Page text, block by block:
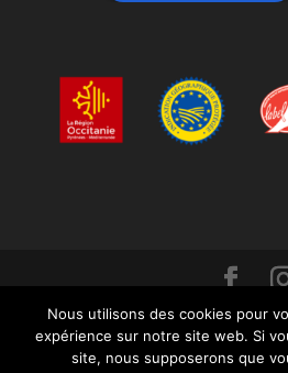
Crédit : Sébastien MARTY -
Marty - Stéphane Delzongle -
Jouffroy -Mentions légales-
Nous utilisons des cookies pour
expérience sur notre site web. Si
site, nous supposerons que